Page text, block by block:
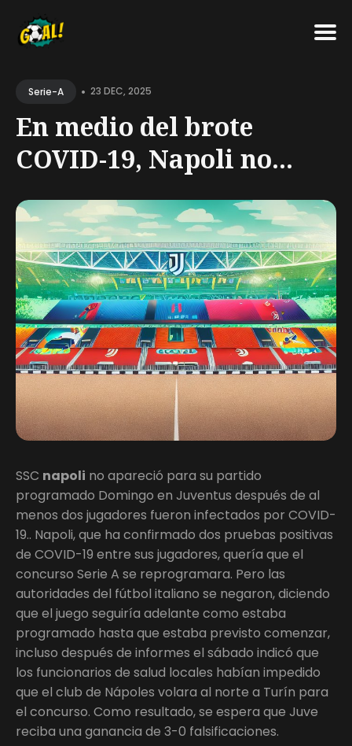
forSerie-A • 23 DEC, 2025
En medio del brote
COVID-19, Napoli no...
SSC napoli no apareció para su partido
programado Domingo en Juventus después de al
menos dos jugadores fueron infectados por COVID-
19.. Napoli, que ha confirmado dos pruebas positivas
de COVID-19 entre sus jugadores, quería que el
concurso Serie A se reprogramara. Pero las
autoridades del fútbol italiano se negaron, diciendo
que el juego seguiría adelante como estaba
programado hasta que estaba previsto comenzar,
incluso después de informes el sábado indicó que
los funcionarios de salud locales habían impedido
que el club de Nápoles volara al norte a Turín para
el concurso. Como resultado, se espera que Juve
reciba una ganancia de 3-0 falsificaciones.